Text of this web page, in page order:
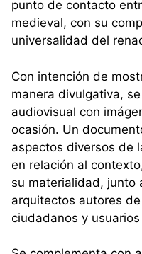
punto de contacto
medieval, con su
universalidad del
Con intención de
manera divulgativa,
audiovisual con
ocasión. Un
aspectos diversos de
en relación al
su materialidad, junto
arquitectos autores
ciudadanos y